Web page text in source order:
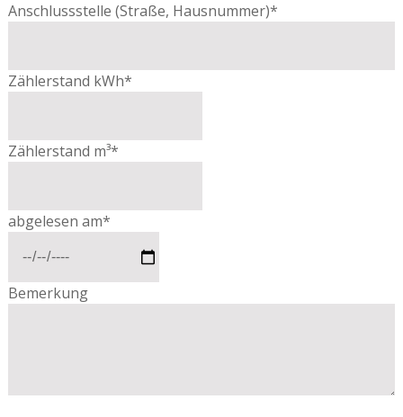
Anschlussstelle (Straße, Hausnummer)*
Zählerstand kWh*
Zählerstand m³*
abgelesen am*
Bemerkung